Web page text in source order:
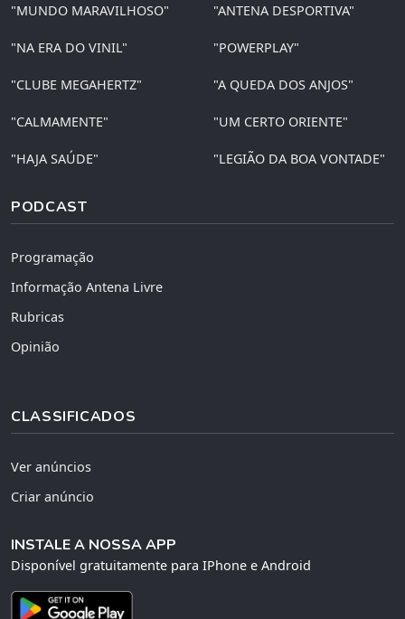
"MUNDO MARAVILHOSO" "ANTENA DESPORTIVA"
"NA ERA DO VINIL" "POWERPLAY"
"CLUBE MEGAHERTZ" "A QUEDA DOS ANJOS"
"CALMAMENTE" "UM CERTO ORIENTE"
"HAJA SAÚDE" "LEGIÃO DA BOA VONTADE"
PODCAST
Programação
Informação Antena Livre
Rubricas
Opinião
CLASSIFICADOS
Ver anúncios
Criar anúncio
INSTALE A NOSSA APP
Disponível gratuitamente para IPhone e Android